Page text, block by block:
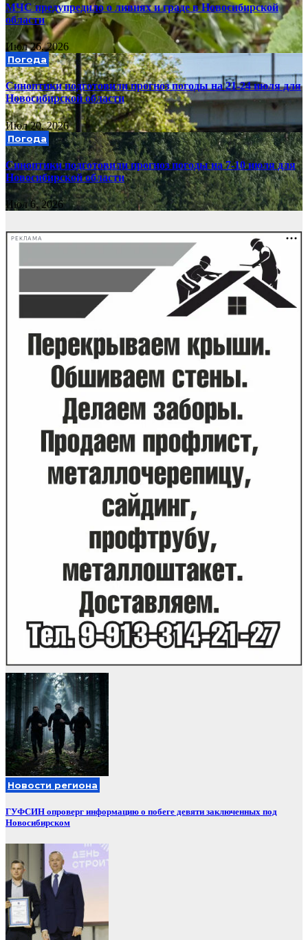
МЧС предупредило о ливнях и граде в Новосибирской
области
Июл 26, 2026
Погода
Синоптики подготовили прогноз погоды на 21-24 июля для
Новосибирской области
Июл 20, 2026
Погода
Синоптики подготовили прогноз погоды на 7-10 июля для
Новосибирской области
Июл 6, 2026
РЕКЛАМА
Новости региона
ГУФСИН опроверг информацию о побеге девяти заключенных под
Новосибирском